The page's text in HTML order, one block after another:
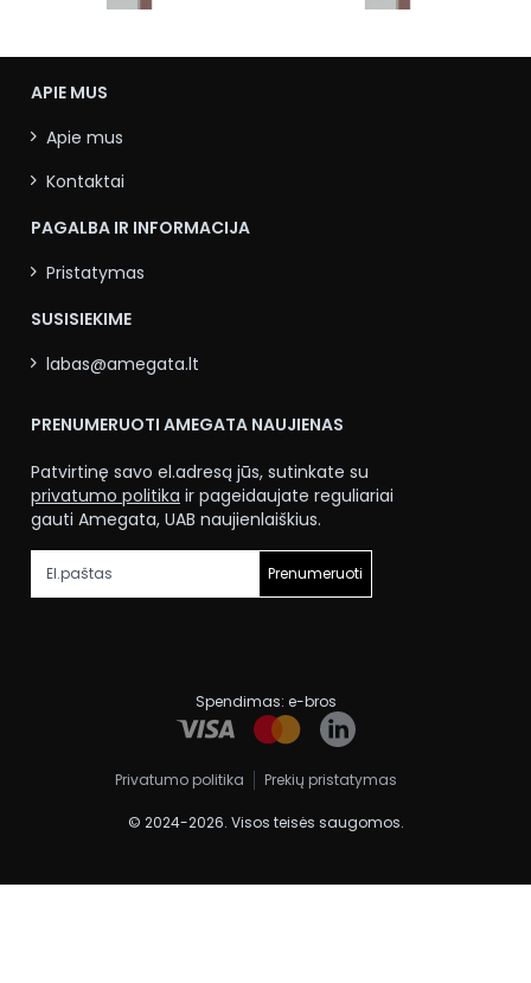
APIE MUS
Apie mus
Kontaktai
PAGALBA IR INFORMACIJA
Pristatymas
SUSISIEKIME
labas@amegata.lt
PRENUMERUOTI AMEGATA NAUJIENAS
Patvirtinę savo el.adresą jūs, sutinkate su
privatumo politika ir pageidaujate reguliariai
gauti Amegata, UAB naujienlaiškius.
Prenumeruoti
© 2024-2026. Visos teisės saugomos.
Privatumo politika Prekių pristatymas
Spendimas: e-bros